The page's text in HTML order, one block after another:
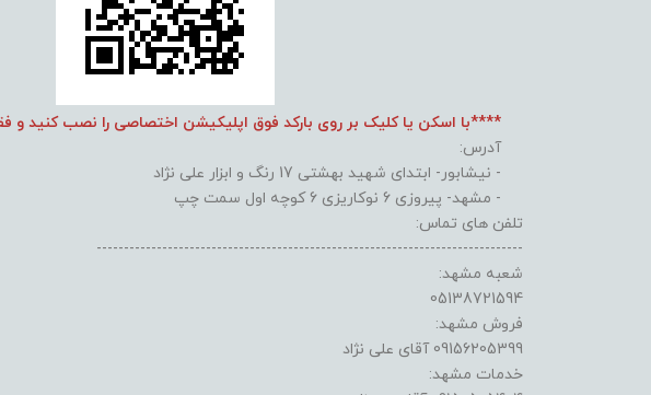
****با اسکن یا کلیک بر روی بارکد فوق اپلیکیشن اختصاصی را نصب کنید و
آدرس:
- نیشابور- ابتدای شهید بهشتی 17 رنگ و ابزار علی نژاد
- مشهد- پیروزی 6 نوکاریزی 6 کوچه اول سمت چپ
تلفن های تماس:
------------------------------------------------------------------------------
شعبه مشهد:
05138721594
فروش مشهد:
09156205399 آقای علی نژاد
خدمات مشهد: